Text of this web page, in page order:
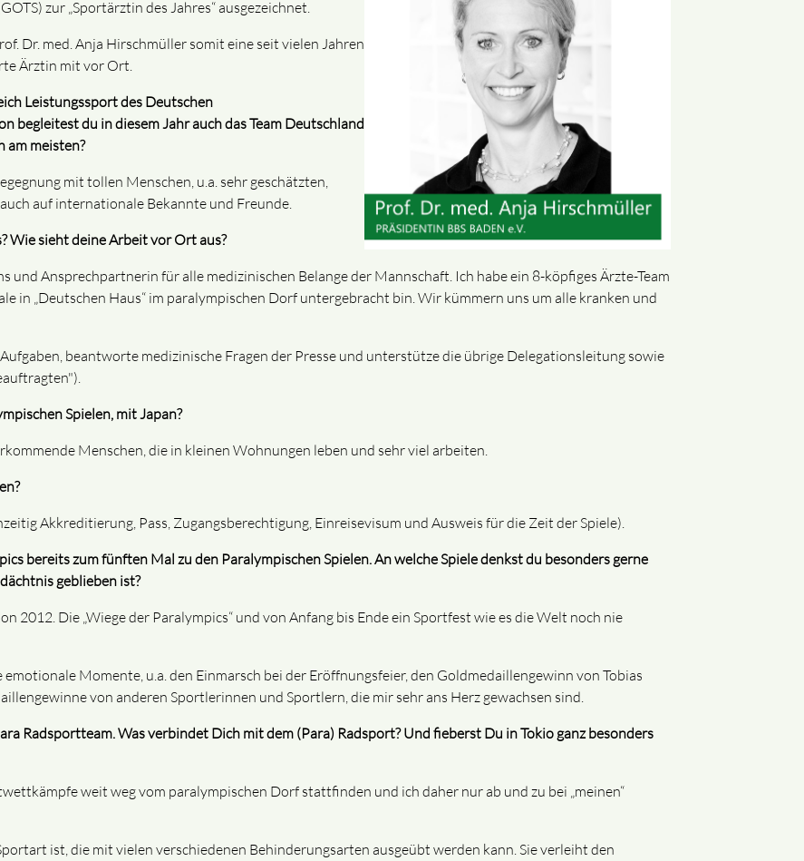
zur „Sportärztin des Jahres“ ausgezeichnet.
Dr. med. Anja Hirschmüller somit eine seit vielen Jahren
Ärztin mit vor Ort.
Leistungssport des Deutschen
begleitest du in diesem Jahr auch das Team Deutschland
am meisten?
mit tollen Menschen, u.a. sehr geschätzten,
auf internationale Bekannte und Freunde.
Wie sieht deine Arbeit vor Ort aus?
und Ansprechpartnerin für alle medizinischen Belange der Mannschaft. Ich habe ein 8-köpfiges Ärzte-Team
in „Deutschen Haus“ im paralympischen Dorf untergebracht bin. Wir kümmern uns um alle kranken und
beantworte medizinische Fragen der Presse und unterstütze die übrige Delegationsleitung sowie
Spielen, mit Japan?
Menschen, die in kleinen Wohnungen leben und sehr viel arbeiten.
Akkreditierung, Pass, Zugangsberechtigung, Einreisevisum und Ausweis für die Zeit der Spiele).
bereits zum fünften Mal zu den Paralympischen Spielen. An welche Spiele denkst du besonders gerne
geblieben ist?
2012. Die „Wiege der Paralympics“ und von Anfang bis Ende ein Sportfest wie es die Welt noch nie
Momente, u.a. den Einmarsch bei der Eröffnungsfeier, den Goldmedaillengewinn von Tobias
von anderen Sportlerinnen und Sportlern, die mir sehr ans Herz gewachsen sind.
Radsportteam. Was verbindet Dich mit dem (Para) Radsport? Und fieberst Du in Tokio ganz besonders
weit weg vom paralympischen Dorf stattfinden und ich daher nur ab und zu bei „meinen“
ist, die mit vielen verschiedenen Behinderungsarten ausgeübt werden kann. Sie verleiht den